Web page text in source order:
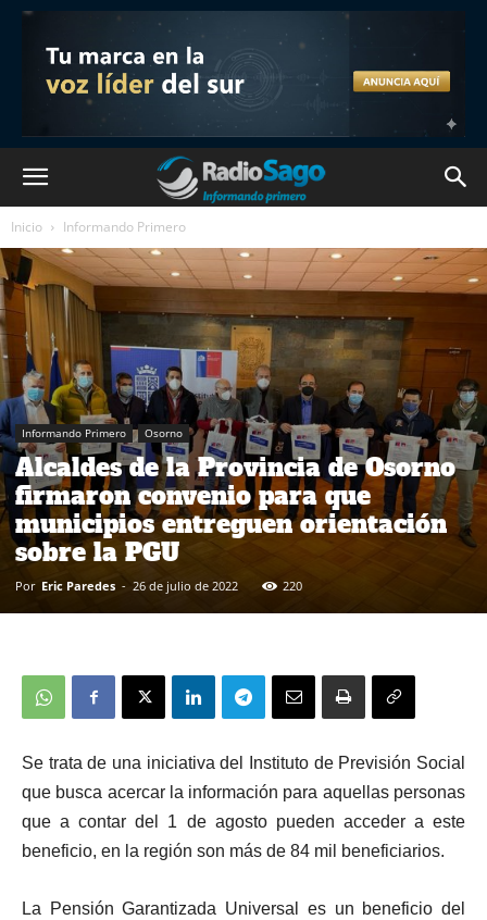
Inicio Informando Primero
Informando Primero Osorno
Alcaldes de la Provincia de Osorno
firmaron convenio para que
municipios entreguen orientación
sobre la PGU
Por Eric Paredes - 26 de julio de 2022 220
Se trata de una iniciativa del Instituto de Previsión Social
que busca acercar la información para aquellas personas
que a contar del 1 de agosto pueden acceder a este
beneficio, en la región son más de 84 mil beneficiarios.
La Pensión Garantizada Universal es un beneficio del